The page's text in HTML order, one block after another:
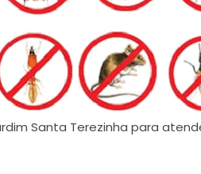
Santa Terezinha para